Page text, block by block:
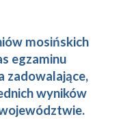
mosińskich
egzaminu
zadowalające,
wyników